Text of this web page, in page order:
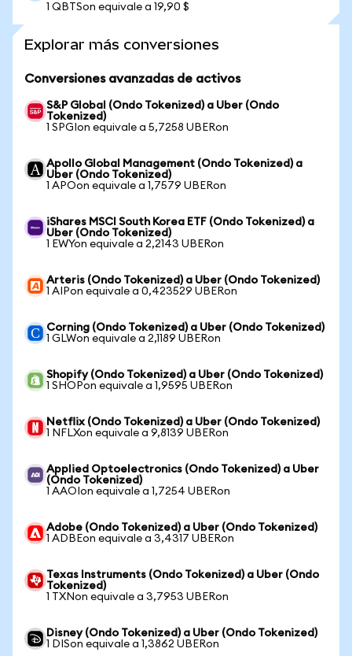
1 QBTSon equivale a 19,90 $
Explorar más conversiones
Conversiones avanzadas de activos
S&P Global (Ondo Tokenized) a Uber (Ondo
Tokenized)
1 SPGIon equivale a 5,7258 UBERon
Apollo Global Management (Ondo Tokenized) a
Uber (Ondo Tokenized)
1 APOon equivale a 1,7579 UBERon
iShares MSCI South Korea ETF (Ondo Tokenized) a
Uber (Ondo Tokenized)
1 EWYon equivale a 2,2143 UBERon
Arteris (Ondo Tokenized) a Uber (Ondo Tokenized)
1 AIPon equivale a 0,423529 UBERon
Corning (Ondo Tokenized) a Uber (Ondo Tokenized)
1 GLWon equivale a 2,1189 UBERon
Shopify (Ondo Tokenized) a Uber (Ondo Tokenized)
1 SHOPon equivale a 1,9595 UBERon
Netflix (Ondo Tokenized) a Uber (Ondo Tokenized)
1 NFLXon equivale a 9,8139 UBERon
Applied Optoelectronics (Ondo Tokenized) a Uber
(Ondo Tokenized)
1 AAOIon equivale a 1,7254 UBERon
Adobe (Ondo Tokenized) a Uber (Ondo Tokenized)
1 ADBEon equivale a 3,4317 UBERon
Texas Instruments (Ondo Tokenized) a Uber (Ondo
Tokenized)
1 TXNon equivale a 3,7953 UBERon
Disney (Ondo Tokenized) a Uber (Ondo Tokenized)
1 DISon equivale a 1,3862 UBERon